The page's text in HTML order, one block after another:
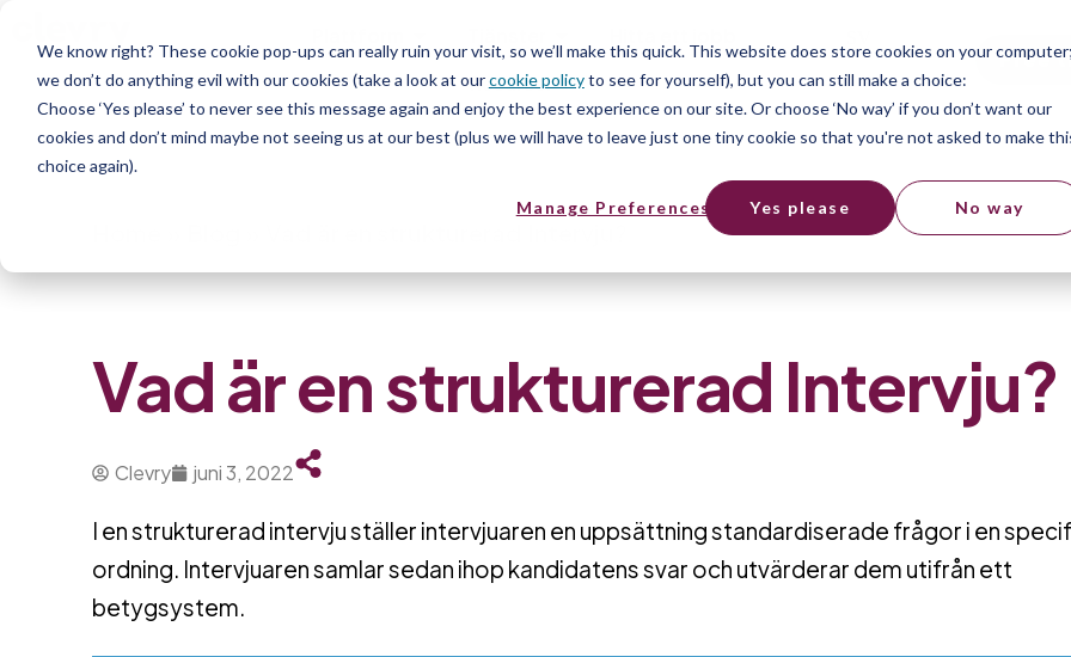
We know right? These cookie pop-ups can really ruin your visit, so we’ll make this quick. This website does store cookies on your
we don’t do anything evil with our cookies (take a look at ourcookie policyto see for yourself), but you can still make a choice:
Choose ‘Yes please’ to never see this message again and enjoy the best experience on our site. Or choose ‘No way’ if you don’t want our
cookies and don’t mind maybe not seeing us at our best (plus we will have to leave just one tiny cookie so that you're not asked to make
choice again).
Manage Preferences Yes please No way
Resurser
Free
Vad är en strukturerad Intervju?
Clevry juni 3, 2022
I en strukturerad intervju ställer intervjuaren en uppsättning standardiserade frågor i en
ordning. Intervjuaren samlar sedan ihop kandidatens svar och utvärderar dem utifrån ett
betygsystem.